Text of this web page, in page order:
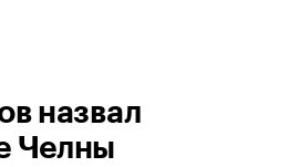
назвал
Челны